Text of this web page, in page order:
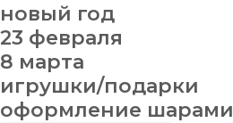
новый год
23 февраля
8 марта
игрушки/подарки
оформление шарами